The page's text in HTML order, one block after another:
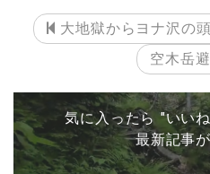
大地獄からヨナ沢の
空木岳
気に入ったら "いい
最新記事